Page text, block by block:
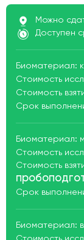
Можно
Доступен
Биоматериал:
Стоимость
Стоимость
Срок
Биоматериал:
Стоимость
Стоимость
Срок
Биоматериал: